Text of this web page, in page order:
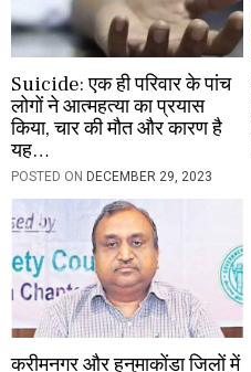
Suicide: एक ही परिवार के पांच
लोगों ने आत्महत्या का प्रयास
किया, चार की मौत और कारण है
यह…
POSTED ON DECEMBER 29, 2023
करीमनगर और हनुमाकोंडा जिलों में